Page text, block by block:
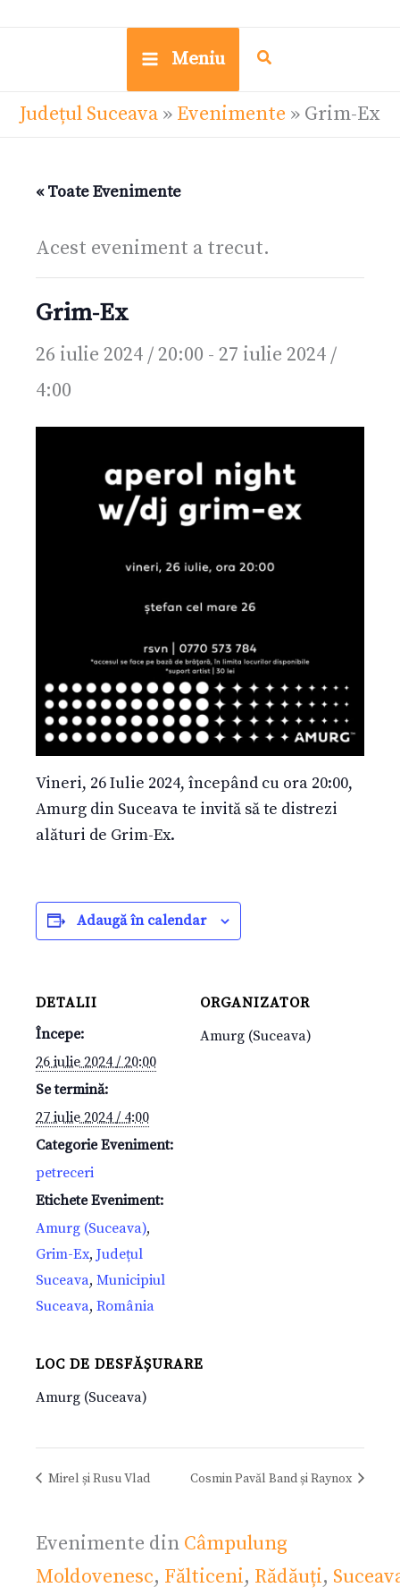
Meniu
Județul Suceava » Evenimente » Grim-Ex
« Toate Evenimente
Acest eveniment a trecut.
Grim-Ex
26 iulie 2024 / 20:00 - 27 iulie 2024 /
4:00
Vineri, 26 Iulie 2024, începând cu ora 20:00,
Amurg din Suceava te invită să te distrezi
alături de Grim-Ex.
Adaugă în calendar
DETALII
Începe:
26 iulie 2024 / 20:00
Se termină:
27 iulie 2024 / 4:00
Categorie Eveniment:
petreceri
Etichete Eveniment:
Amurg (Suceava),
Grim-Ex, Județul
Suceava, Municipiul
Suceava, România
ORGANIZATOR
Amurg (Suceava)
LOC DE DESFĂȘURARE
Amurg (Suceava)
Mirel și Rusu Vlad Cosmin Pavăl Band și Raynox
Evenimente din Câmpulung
Moldovenesc, Fălticeni, Rădăuți,